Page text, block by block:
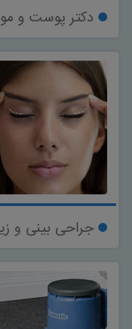
دکتر پوست و مو
جراحی بینی و